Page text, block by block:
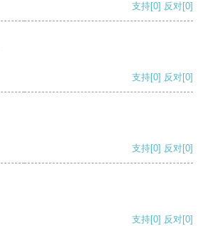
支持[0] 反对[0]
支持[0] 反对[0]
支持[0] 反对[0]
支持[0] 反对[0]